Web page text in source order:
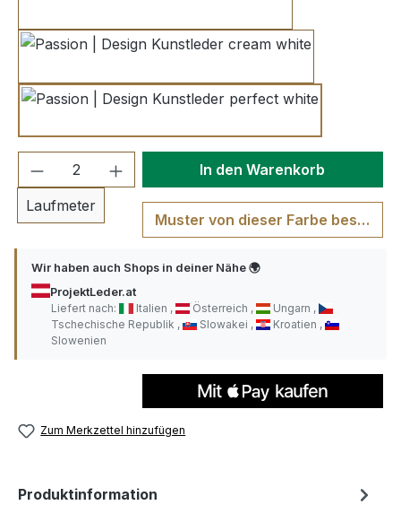
Produkt Anzahl: Gib den
Laufmeter
In den Warenkorb
Muster von dieser Farbe bestellen
Wir haben auch Shops in deiner Nähe 🌍
ProjektLeder.at
Liefert nach:
Italien Österreich
Ungarn
Tschechische Republik
Slowakei
Kroatien
Slowenien
Zum Merkzettel hinzufügen
Produktinformation